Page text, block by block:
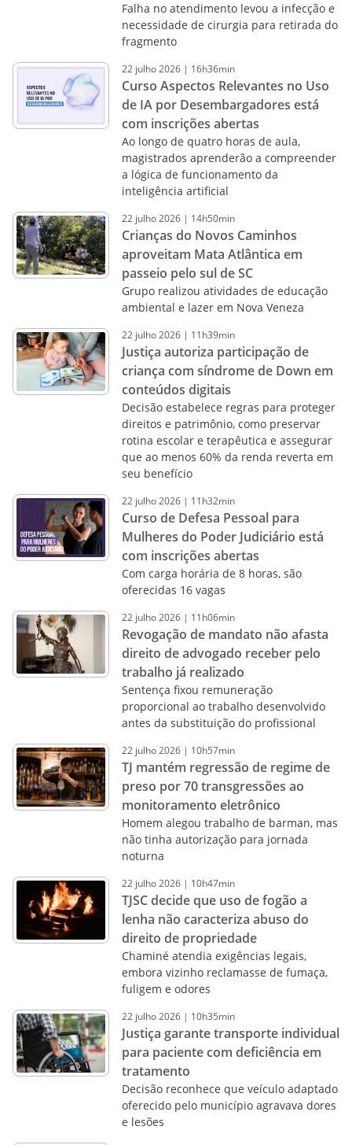
Falha no atendimento levou a infecção e
necessidade de cirurgia para retirada do
fragmento
22 julho2026 | 16h36min
Curso Aspectos Relevantes no Uso
de IA por Desembargadores está
com inscrições abertas
Ao longo de quatro horas de aula,
magistrados aprenderão a compreender
a lógica de funcionamento da
inteligência artificial
22 julho2026 | 14h50min
Crianças do Novos Caminhos
aproveitam Mata Atlântica em
passeio pelo sul de SC
Grupo realizou atividades de educação
ambiental e lazer em Nova Veneza
22 julho2026 | 11h39min
Justiça autoriza participação de
criança com síndrome de Down em
conteúdos digitais
Decisão estabelece regras para proteger
direitos e patrimônio, como preservar
rotina escolar e terapêutica e assegurar
que ao menos 60% da renda reverta em
seu benefício
22 julho2026 | 11h32min
Curso de Defesa Pessoal para
Mulheres do Poder Judiciário está
com inscrições abertas
Com carga horária de 8 horas, são
oferecidas 16 vagas
22 julho2026 | 11h06min
Revogação de mandato não afasta
direito de advogado receber pelo
trabalho já realizado
Sentença fixou remuneração
proporcional ao trabalho desenvolvido
antes da substituição do profissional
22 julho2026 | 10h57min
TJ mantém regressão de regime de
preso por 70 transgressões ao
monitoramento eletrônico
Homem alegou trabalho de barman, mas
não tinha autorização para jornada
noturna
22 julho2026 | 10h47min
TJSC decide que uso de fogão a
lenha não caracteriza abuso do
direito de propriedade
Chaminé atendia exigências legais,
embora vizinho reclamasse de fumaça,
fuligem e odores
22 julho2026 | 10h35min
Justiça garante transporte individual
para paciente com deficiência em
tratamento
Decisão reconhece que veículo adaptado
oferecido pelo município agravava dores
e lesões